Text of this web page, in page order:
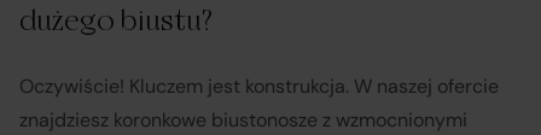
dużego biustu?
Oczywiście! Kluczem jest konstrukcja. W naszej ofercie
znajdziesz koronkowe biustonosze z wzmocnionymi